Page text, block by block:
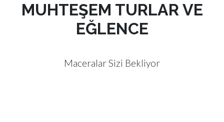
MUHTEŞEM TURLAR VE
EĞLENCE
Maceralar Sizi Bekliyor